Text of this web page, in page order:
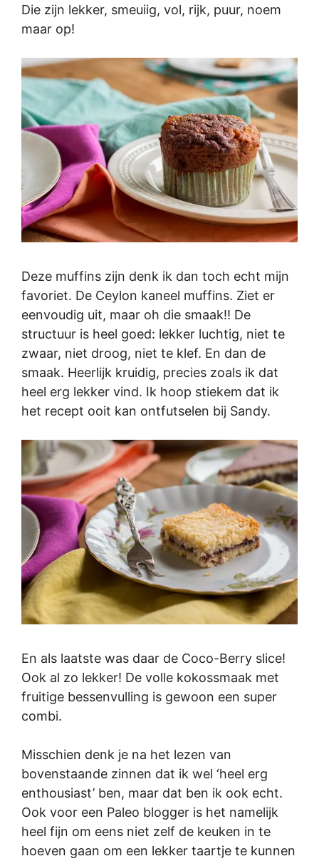
Die zijn lekker, smeuiig, vol, rijk, puur, noem
maar op!
Deze muffins zijn denk ik dan toch echt mijn
favoriet. De Ceylon kaneel muffins. Ziet er
eenvoudig uit, maar oh die smaak!! De
structuur is heel goed: lekker luchtig, niet te
zwaar, niet droog, niet te klef. En dan de
smaak. Heerlijk kruidig, precies zoals ik dat
heel erg lekker vind. Ik hoop stiekem dat ik
het recept ooit kan ontfutselen bij Sandy.
En als laatste was daar de Coco-Berry slice!
Ook al zo lekker! De volle kokossmaak met
fruitige bessenvulling is gewoon een super
combi.
Misschien denk je na het lezen van
bovenstaande zinnen dat ik wel ‘heel erg
enthousiast’ ben, maar dat ben ik ook echt.
Ook voor een Paleo blogger is het namelijk
heel fijn om eens niet zelf de keuken in te
hoeven gaan om een lekker taartje te kunnen